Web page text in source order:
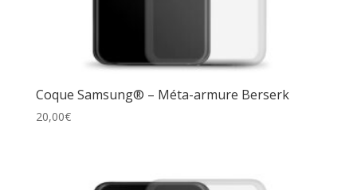
Coque Samsung® – Méta-armure Berserk
20,00€